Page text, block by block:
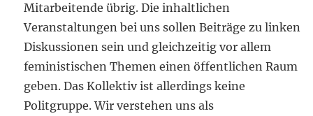
Mitarbeitende übrig. Die inhaltlichen
Veranstaltungen bei uns sollen Beiträge zu linken
Diskussionen sein und gleichzeitig vor allem
feministischen Themen einen öffentlichen Raum
geben. Das Kollektiv ist allerdings keine
Politgruppe. Wir verstehen uns als